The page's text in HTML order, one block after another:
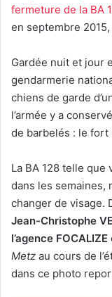
fermeture de la BA
en septembre 2015,
Gardée nuit et jour
gendarmerie
chiens de garde
l’armée y a
de barbelés : le fort
La BA 128 telle
dans les semaines,
changer de visage.
Jean-Christophe
l’agence FOCALIZE
Metz au cours de
dans ce photo